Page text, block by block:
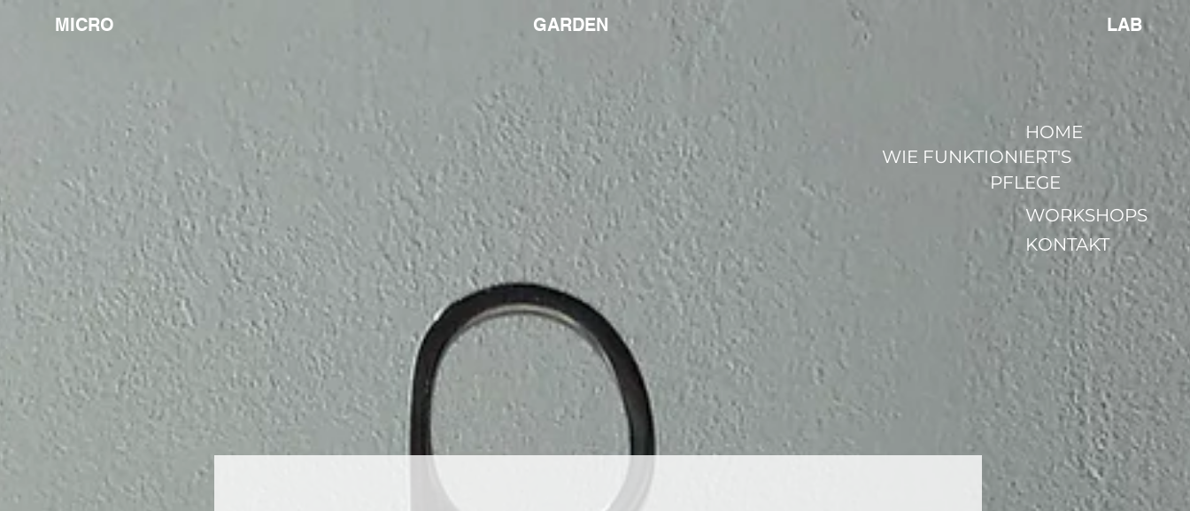
MICRO GARDEN LAB
HOME
WIE FUNKTIONIERT'S
PFLEGE
KONTAKT
WORKSHOPS